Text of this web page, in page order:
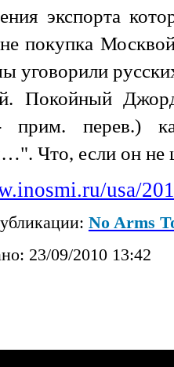
экспорта
покупка
уговорили
Покойный
- прим. перев.)
Что, если он не
usa/
No Arms
23/09/2010 13:42